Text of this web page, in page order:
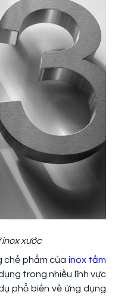
xước
chế phẩm của inox tấm
trong nhiều lĩnh vực
phổ biến về ứng dụng